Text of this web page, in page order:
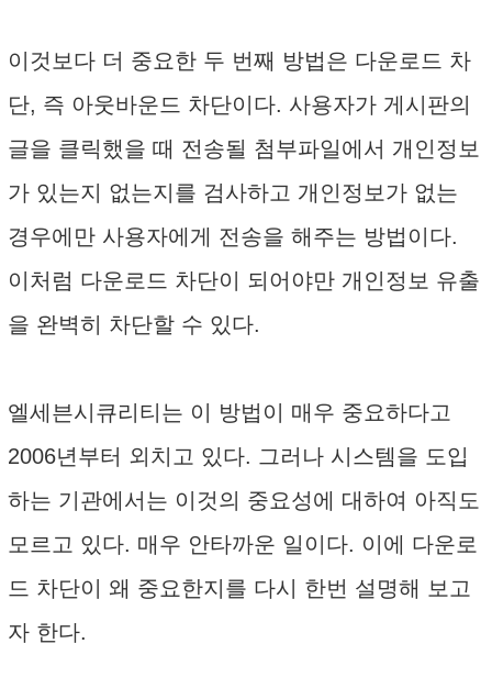
이것보다 더 중요한 두 번째 방법은 다운로드 차
단, 즉 아웃바운드 차단이다. 사용자가 게시판의
글을 클릭했을 때 전송될 첨부파일에서 개인정보
가 있는지 없는지를 검사하고 개인정보가 없는
경우에만 사용자에게 전송을 해주는 방법이다.
이처럼 다운로드 차단이 되어야만 개인정보 유출
을 완벽히 차단할 수 있다.
엘세븐시큐리티는 이 방법이 매우 중요하다고
2006년부터 외치고 있다. 그러나 시스템을 도입
하는 기관에서는 이것의 중요성에 대하여 아직도
모르고 있다. 매우 안타까운 일이다. 이에 다운로
드 차단이 왜 중요한지를 다시 한번 설명해 보고
자 한다.